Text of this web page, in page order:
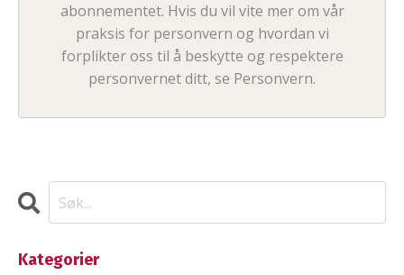
abonnementet. Hvis du vil vite mer om vår
praksis for personvern og hvordan vi
forplikter oss til å beskytte og respektere
personvernet ditt, se Personvern.
Kategorier